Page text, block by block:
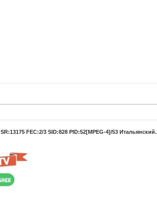
FEC:2/3 SID:828 PID:52[MPEG-4]/53 Итальянский.